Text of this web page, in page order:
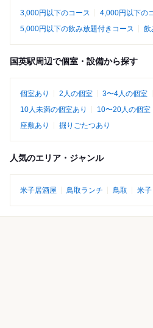
3,000円以下のコース
4,000円以下の
5,000円以下の飲み放題付きコース
飲
国英駅周辺で個室・設備から探す
個室あり 2人の個室 3〜4人の個室
10人未満の個室あり
10〜20人の個室
座敷あり
掘りごたつあり
人気のエリア・ジャンル
米子居酒屋 鳥取ランチ 鳥取 米子